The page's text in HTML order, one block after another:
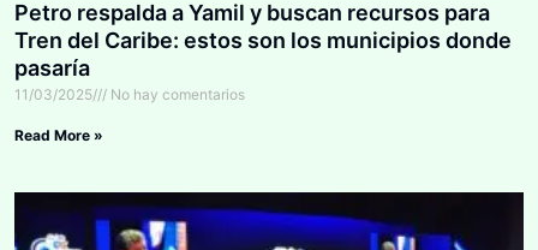
Petro respalda a Yamil y buscan recursos para
Tren del Caribe: estos son los municipios donde
pasaría
11/03/2025 No hay comentarios
Read More »